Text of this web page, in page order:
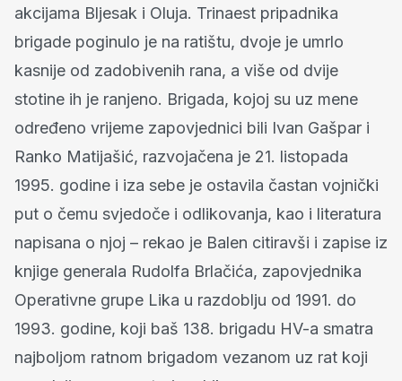
akcijama Bljesak i Oluja. Trinaest pripadnika
brigade poginulo je na ratištu, dvoje je umrlo
kasnije od zadobivenih rana, a više od dvije
stotine ih je ranjeno. Brigada, kojoj su uz mene
određeno vrijeme zapovjednici bili Ivan Gašpar i
Ranko Matijašić, razvojačena je 21. listopada
1995. godine i iza sebe je ostavila častan vojnički
put o čemu svjedoče i odlikovanja, kao i literatura
napisana o njoj – rekao je Balen citiravši i zapise iz
knjige generala Rudolfa Brlačića, zapovjednika
Operativne grupe Lika u razdoblju od 1991. do
1993. godine, koji baš 138. brigadu HV-a smatra
najboljom ratnom brigadom vezanom uz rat koji